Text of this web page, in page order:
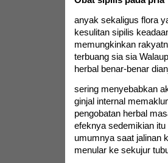
anyak sekaligus flora
kesulitan sipilis
memungkinkan
terbuang sia sia
herbal benar-benar
sering menyebabkan
ginjal internal
pengobatan herbal
efeknya sedemikian
umumnya saat jalinan
menular ke sekujur